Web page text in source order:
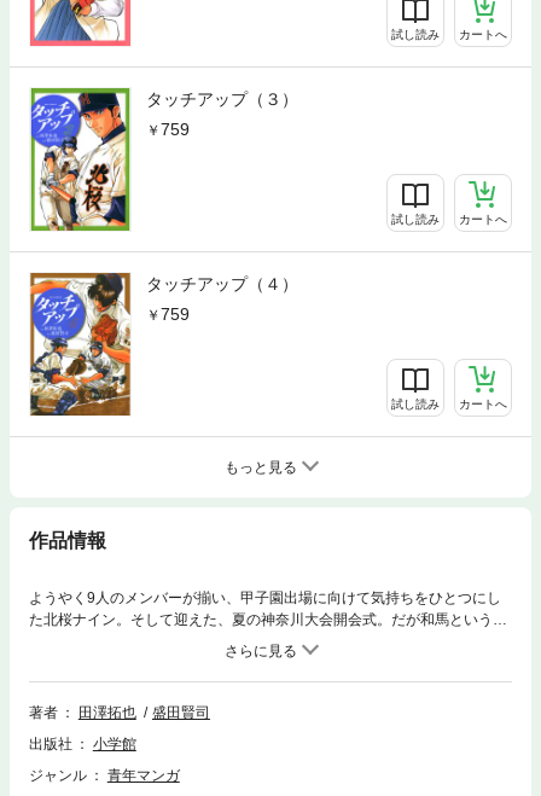
試し読み カートへ
タッチアップ（３）
759
試し読み カートへ
タッチアップ（４）
759
試し読み カートへ
もっと見る
作品情報
ようやく9人のメンバーが揃い、甲子園出場に向けて気持ちをひとつにし
た北桜ナイン。そして迎えた、夏の神奈川大会開会式。だが和馬という救
世主を加えて“最後の夏”に士気上がるナインとは対照的に、校長から密か
に和馬の出場禁止を言い渡されていた監督の真壁は、ひとり頭を抱えて…
（第1話）。
著者
田澤拓也
盛田賢司
出版社
小学館
ジャンル
青年マンガ